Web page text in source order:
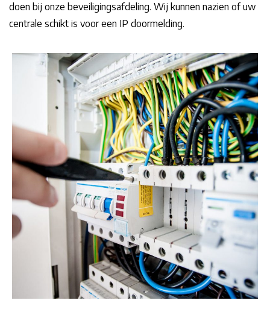
doen bij onze beveiligingsafdeling. Wij kunnen nazien of uw
centrale schikt is voor een IP doormelding.